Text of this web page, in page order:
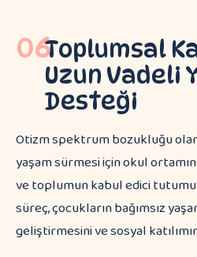
06Toplumsal
Uzun Vadeli
Desteği
Otizm spektrum bozukluğu
yaşam sürmesi için okul
ve toplumun kabul edici
süreç, çocukların bağımsız
geliştirmesini ve sosyal